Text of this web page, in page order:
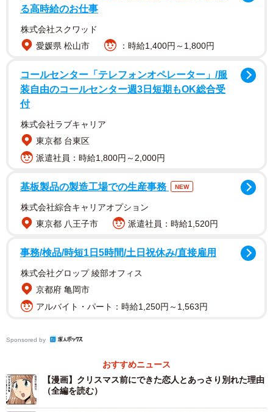
し、周囲からは「タイミング良すぎるね」「ラブラブじゃ
ん」と言われていたそうです。実際、クリスマス当日もデ
ートを楽しみ、SNSにもそれらしい投稿が並んでいまし
ところが、年が明けて間もなく、その2人はあっさりと別れ
てしまいます。
あまりに短期間だったため、C子さんが理由を聞くと、返っ
てきたのは予想だにしなかった答えでした。
「だって、あの人はクリスマス限定の彼氏だったから」
冗談かと思いきや、友人は至って本気。C子さんは一瞬理解
友人いわく、「クリスマスを独りで過ごすのは絶対に嫌だ
った」「イベントが終わったら、もう目的は果たした」と
のこと。将来を考えた交際というより、あくまで“イベント
ひとりでいることに妙な居心地の悪さを感じる人もいるで
しょう。しかし、最初から「終わりが決まっている交際」
という発想に、C子さんは少なからず驚いたそうです。
る高時給のお仕事
株式会社スクワッド
愛媛県 松山市
：時給1,400円～1,800円
コールセンター「テレフォンオペレーター」/服
装自由のコールセンター週3日短期もOK総合受
付
株式会社ラブキャリア
東京都 台東区
派遣社員：時給1,800円～2,000円
基板製品の製造工場での生産事務 NEW
株式会社綜合キャリアオプション
東京都 八王子市
派遣社員：時給1,520円
事務/検品/時短1日5時間/土日祝休み/直接雇用
株式会社グロップ 綾部オフィス
京都府 亀岡市
アルバイト・パート：時給1,250円～1,563円
Sponsored by
おすすめニュース
【漫画】クリスマス前にできた恋人とあっさり別れた理由
（全編を読む）